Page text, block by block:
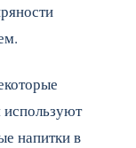
используют
напитки в